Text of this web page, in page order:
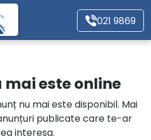
021 9869
este online
nu mai este disponibil. Mai
publicate care te-ar
interesa.